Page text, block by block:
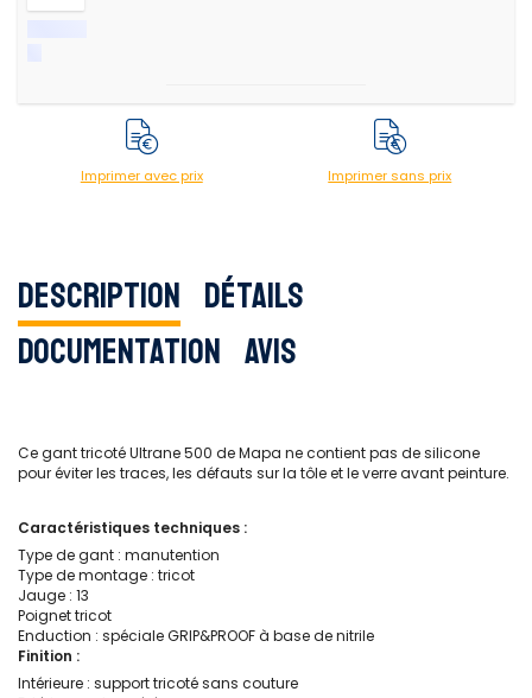
Imprimer avec prix Imprimer sans prix
Description Détails
Documentation Avis
Ce gant tricoté Ultrane 500 de Mapa ne contient pas de silicone
pour éviter les traces, les défauts sur la tôle et le verre avant peinture.
Caractéristiques techniques :
Type de gant : manutention
Type de montage : tricot
Jauge : 13
Poignet tricot
Enduction : spéciale GRIP&PROOF à base de nitrile
Finition :
Intérieure : support tricoté sans couture